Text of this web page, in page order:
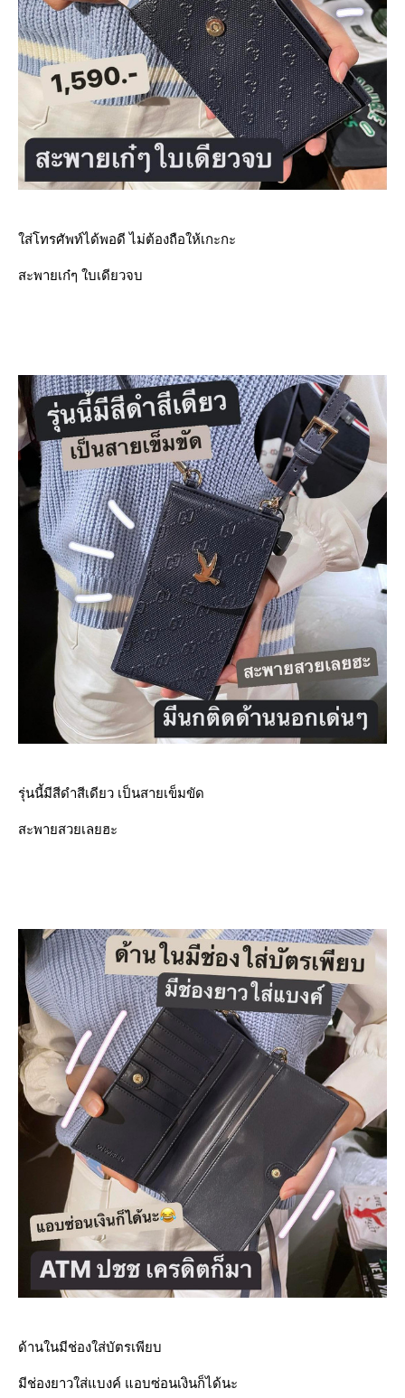
ส่โทรศัพท์ได้พอดี ไม่ต้องถือให้เกะกะ
สะพายเก๋ๆ ใบเดียวจบ
รุ่นนี้มีสีดำสีเดียว เป็นสายเข็มขัด
สะพายสวยเลยฮะ
ด้านในมีช่องใส่บัตรเพียบ
มีช่องยาวใส่แบงค์ แอบซ่อนเงินก็ได้นะ